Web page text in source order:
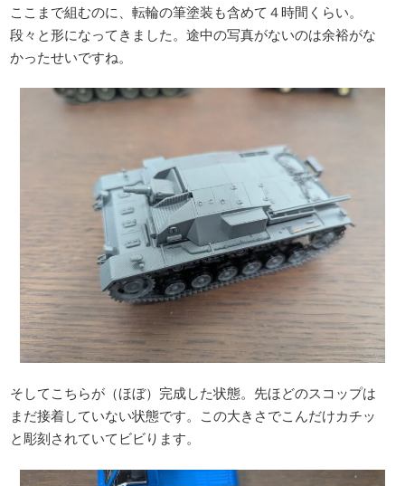
ここまで組むのに、転輪の筆塗装も含めて４時間くらい。
段々と形になってきました。途中の写真がないのは余裕がな
かったせいですね。
そしてこちらが（ほぼ）完成した状態。先ほどのスコップは
まだ接着していない状態です。この大きさでこんだけカチッ
と彫刻されていてビビります。